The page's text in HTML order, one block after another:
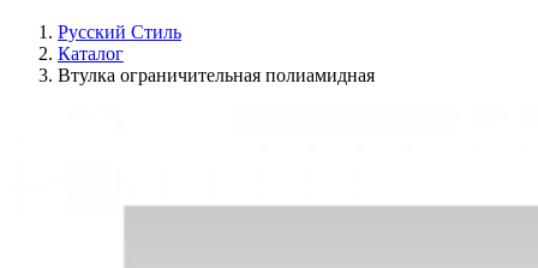
Русский Стиль
Каталог
Втулка ограничительная полиамидная